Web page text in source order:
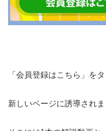
「会員登録はこちら」をタ
新しいページに誘導されま